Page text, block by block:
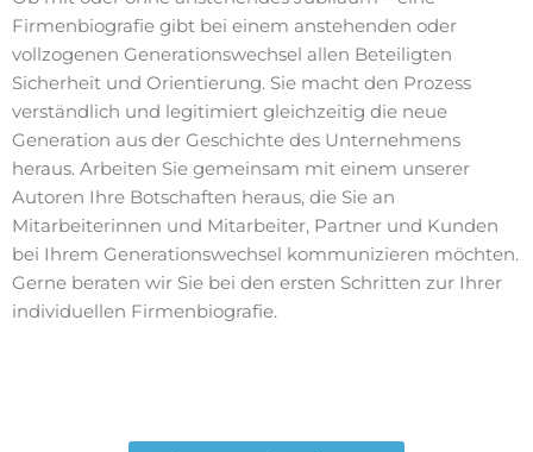
Firmenbiografie gibt bei einem anstehenden oder
vollzogenen Generationswechsel allen Beteiligten
Sicherheit und Orientierung. Sie macht den Prozess
verständlich und legitimiert gleichzeitig die neue
Generation aus der Geschichte des Unternehmens
heraus. Arbeiten Sie gemeinsam mit einem unserer
Autoren Ihre Botschaften heraus, die Sie an
Mitarbeiterinnen und Mitarbeiter, Partner und Kunden
bei Ihrem Generationswechsel kommunizieren möchten.
Gerne beraten wir Sie bei den ersten Schritten zur Ihrer
individuellen Firmenbiografie.